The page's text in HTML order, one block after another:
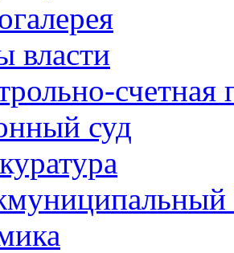
власти
счетная
суд